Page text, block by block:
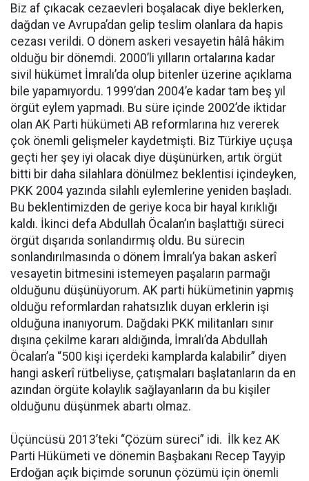
Biz af çıkacak cezaevleri boşalacak diye beklerken,
dağdan ve Avrupa’dan gelip teslim olanlara da hapis
cezası verildi. O dönem askeri vesayetin hâlâ hâkim
olduğu bir dönemdi. 2000’li yılların ortalarına kadar
sivil hükümet İmralı’da olup bitenler üzerine açıklama
bile yapamıyordu. 1999’dan 2004’e kadar tam beş yıl
örgüt eylem yapmadı. Bu süre içinde 2002’de iktidar
olan AK Parti hükümeti AB reformlarına hız vererek
çok önemli gelişmeler kaydetmişti. Biz Türkiye uçuşa
geçti her şey iyi olacak diye düşünürken, artık örgüt
bitti bir daha silahlara dönülmez beklentisi içindeyken,
PKK 2004 yazında silahlı eylemlerine yeniden başladı.
Bu beklentimizden de geriye koca bir hayal kırıklığı
kaldı. İkinci defa Abdullah Öcalan’ın başlattığı süreci
örgüt dışarıda sonlandırmış oldu. Bu sürecin
sonlandırılmasında o dönem İmralı’ya bakan askerî
vesayetin bitmesini istemeyen paşaların parmağı
olduğunu düşünüyorum. AK parti hükümetinin yapmış
olduğu reformlardan rahatsızlık duyan erklerin işi
olduğuna inanıyorum. Dağdaki PKK militanları sınır
dışına çekilme kararı aldığında, İmralı’da Abdullah
Öcalan’a “500 kişi içerdeki kamplarda kalabilir” diyen
hangi askerî rütbeliyse, çatışmaları başlatanların da en
azından örgüte kolaylık sağlayanların da bu kişiler
olduğunu düşünmek abartı olmaz.
Üçüncüsü 2013’teki “Çözüm süreci” idi. İlk kez AK
Parti Hükümeti ve dönemin Başbakanı Recep Tayyip
Erdoğan açık biçimde sorunun çözümü için önemli